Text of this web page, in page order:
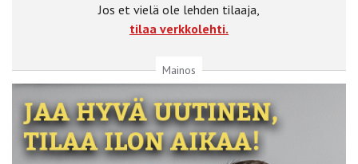
Jos et vielä ole lehden tilaaja,
tilaa verkkolehti.
Mainos